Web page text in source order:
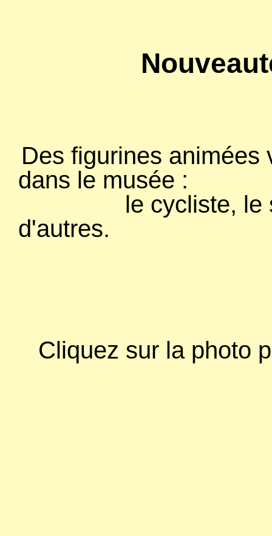
Des figurines animées
dans le musée :
le cycliste, le
d'autres.
Cliquez sur la